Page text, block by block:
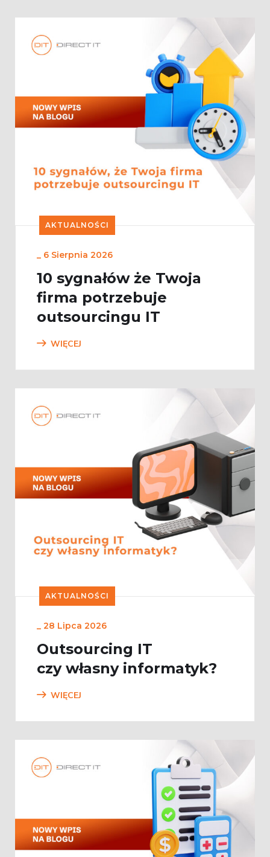
AKTUALNOŚCI
_ 6 Sierpnia 2026
10 sygnałów że Twoja
firma potrzebuje
outsourcingu IT
WIĘCEJ
AKTUALNOŚCI
_ 28 Lipca 2026
Outsourcing IT
czy własny informatyk?
WIĘCEJ